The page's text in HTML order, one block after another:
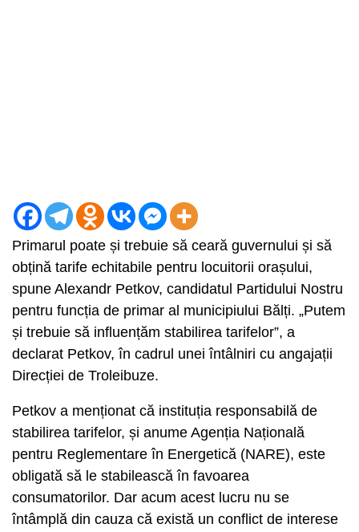
Primarul poate și trebuie să ceară guvernului și să
obțină tarife echitabile pentru locuitorii orașului,
spune Alexandr Petkov, candidatul Partidului Nostru
pentru funcția de primar al municipiului Bălți. „Putem
și trebuie să influențăm stabilirea tarifelor”, a
declarat Petkov, în cadrul unei întâlniri cu angajații
Direcției de Troleibuze.
Petkov a menționat că instituția responsabilă de
stabilirea tarifelor, și anume Agenția Națională
pentru Reglementare în Energetică (NARE), este
obligată să le stabilească în favoarea
consumatorilor. Dar acum acest lucru nu se
întâmplă din cauza că există un conflict de interese